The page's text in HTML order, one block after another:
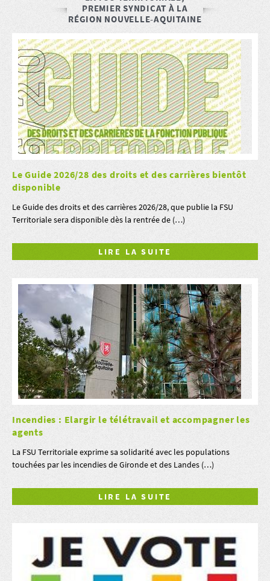
PREMIER SYNDICAT À LA
RÉGION NOUVELLE-AQUITAINE
Le Guide 2026/28 des droits et des carrières bientôt
disponible
Le Guide des droits et des carrières 2026/28, que publie la FSU
Territoriale sera disponible dès la rentrée de (…)
LIRE LA SUITE
Incendies : Elargir le télétravail et accompagner les
agents
La FSU Territoriale exprime sa solidarité avec les populations
touchées par les incendies de Gironde et des Landes (…)
LIRE LA SUITE